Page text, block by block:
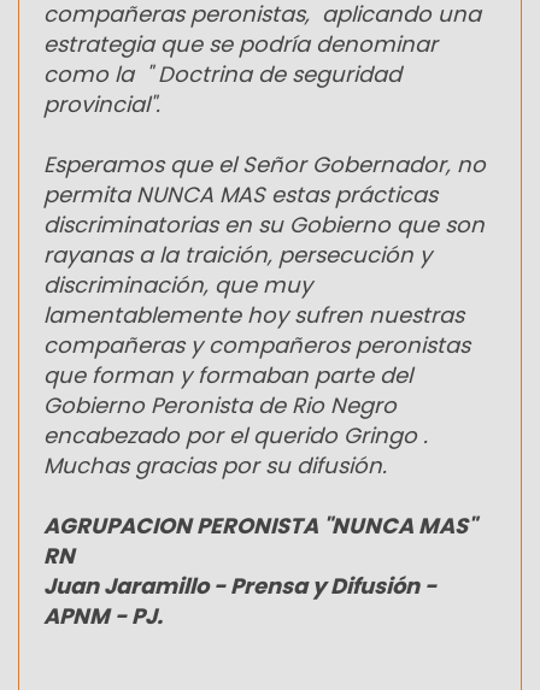
compañeras peronistas, aplicando una
estrategia que se podría denominar
como la " Doctrina de seguridad
provincial".
Esperamos que el Señor Gobernador, no
permita NUNCA MAS estas prácticas
discriminatorias en su Gobierno que son
rayanas a la traición, persecución y
discriminación, que muy
lamentablemente hoy sufren nuestras
compañeras y compañeros peronistas
que forman y formaban parte del
Gobierno Peronista de Rio Negro
encabezado por el querido Gringo .
Muchas gracias por su difusión.
AGRUPACION PERONISTA "NUNCA MAS"
RN
Juan Jaramillo - Prensa y Difusión -
APNM - PJ.